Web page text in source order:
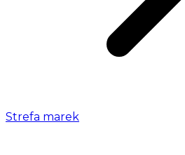
Strefa marek